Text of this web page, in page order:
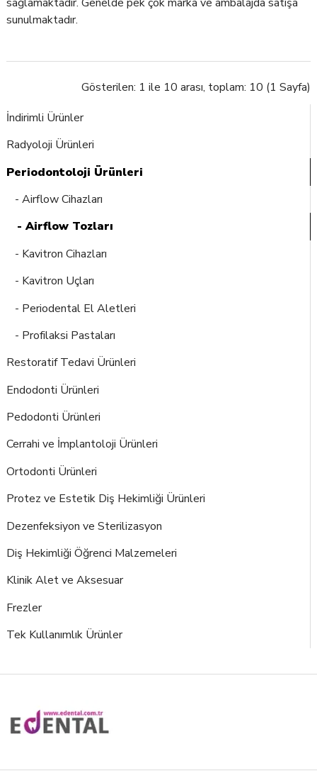
İndirimli Ürünler
Radyoloji Ürünleri
Periodontoloji Ürünleri
- Airflow Cihazları
- Airflow Tozları
- Kavitron Cihazları
- Kavitron Uçları
- Periodental El Aletleri
- Profilaksi Pastaları
Restoratif Tedavi Ürünleri
Endodonti Ürünleri
Pedodonti Ürünleri
Cerrahi ve İmplantoloji Ürünleri
Ortodonti Ürünleri
Protez ve Estetik Diş Hekimliği Ürünleri
Dezenfeksiyon ve Sterilizasyon
Diş Hekimliği Öğrenci Malzemeleri
Klinik Alet ve Aksesuar
Frezler
Tek Kullanımlık Ürünler
Gösterilen: 1 ile 10 arası, toplam: 10 (1 Sayfa)
sunulmaktadır.